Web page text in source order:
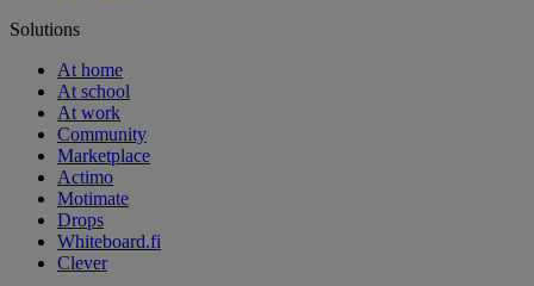
Solutions
At home
At school
At work
Community
Marketplace
Actimo
Motimate
Drops
Whiteboard.fi
Clever